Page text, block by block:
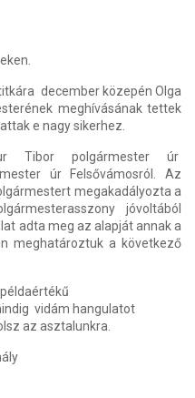
december közepén Olga
meghívásának tettek
e nagy sikerhez.
Tibor polgármester úr
úr Felsővámosról. Az
megakadályozta a
jóvoltából
adta meg az alapját annak a
meghatároztuk a következő
vidám hangulatot
az asztalunkra.